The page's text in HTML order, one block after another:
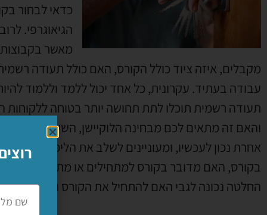
כדאי לבחור
הגיאוגרפי. לרוב
מאשר בקבוצות
מקבלים, איזה ציוד כולל הקורס, האם כולל תעודה
עבודה בעתיד. עקרונית, כל אחד יכול ללמד וללמוד
תעודה רשמית תוכלו לתת תחושה יותר בטוחה ללקוחות
והאם זה מתאים לכם מבחינה הלוקיישן, השעות והימים
אחרת נכון לעכשיו, ומעוניינים לשלב את הלימודים
בקורס, האם מדובר בקורס למתחילים או מתקדמים
החלטה נכונה לגבי האם להתחיל את הקורס ואיפה.